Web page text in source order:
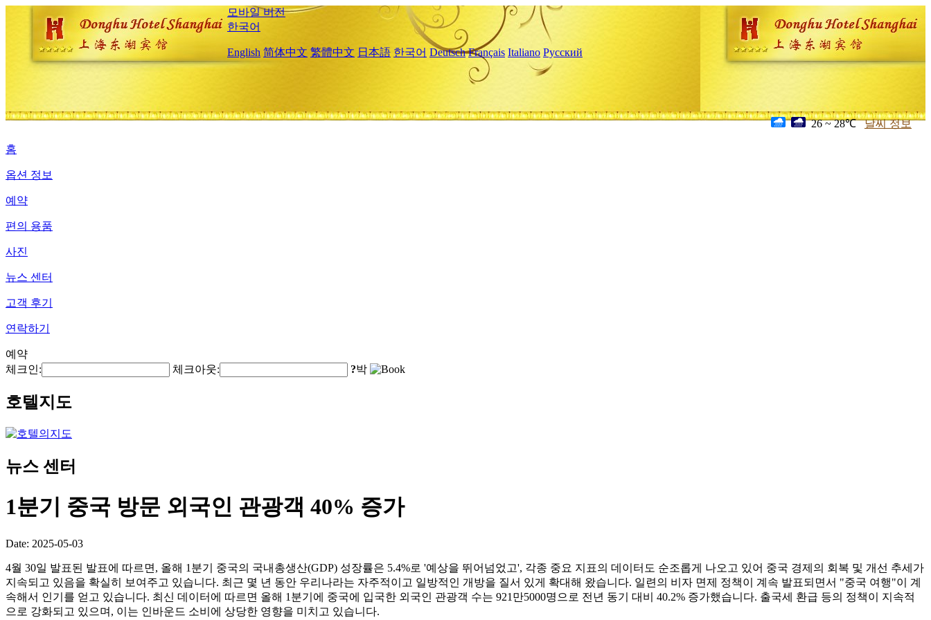
모바일 버전
한국어
English 简体中文 繁體中文 日本語 한국어 Deutsch Français Italiano Русский
26 ~ 28℃ 날씨 정보
홈
옵션 정보
예약
편의 용품
사진
뉴스 센터
고객 후기
연락하기
예약
체크인:
체크아웃: ?박
호텔지도
뉴스 센터
1분기 중국 방문 외국인 관광객 40% 증가
Date: 2025-05-03
4월 30일 발표된 발표에 따르면, 올해 1분기 중국의 국내총생산(GDP) 성장률은 5.4%로 '예상을 뛰어넘었고', 각종 중요 지표의 데이터도 순조롭게 나오고 있어 중국 경제의 회복 및 개선 추세가
지속되고 있음을 확실히 보여주고 있습니다. 최근 몇 년 동안 우리나라는 자주적이고 일방적인 개방을 질서 있게 확대해 왔습니다. 일련의 비자 면제 정책이 계속 발표되면서 "중국 여행"이 계
속해서 인기를 얻고 있습니다. 최신 데이터에 따르면 올해 1분기에 중국에 입국한 외국인 관광객 수는 921만5000명으로 전년 동기 대비 40.2% 증가했습니다. 출국세 환급 등의 정책이 지속적
으로 강화되고 있으며, 이는 인바운드 소비에 상당한 영향을 미치고 있습니다.